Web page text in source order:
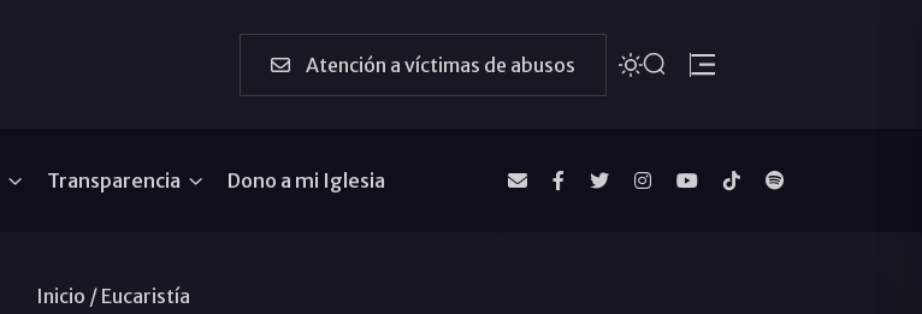
Atención a víctimas de abusos
Transparencia Dono a mi Iglesia
Inicio / Eucaristía